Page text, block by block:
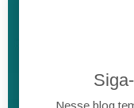
Nesse blog